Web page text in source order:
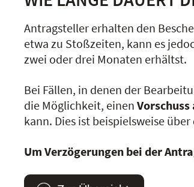
Antragsteller erhalten den
etwa zu Stoßzeiten, kann es
zwei oder drei Monaten erhältst.
Bei Fällen, in denen der
die Möglichkeit, einen
kann. Dies ist beispielsweise
Um Verzögerungen bei der